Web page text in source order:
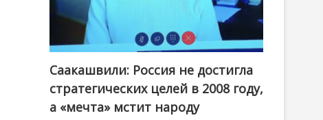
Саакашвили: Россия не достигла
стратегических целей в 2008 году,
а «мечта» мстит народу